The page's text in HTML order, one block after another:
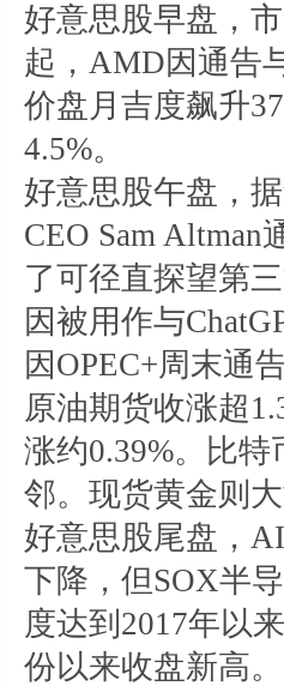
好意思股早盘，
起，AMD因通告
价盘月吉度飙升
4.5%。
好意思股午盘，
CEOSamAltman
了可径直探望第
因被用作与
因OPEC+周末通
原油期货收涨超
涨约0.39%。比特
邻。现货黄金则
好意思股尾盘，
下降，但SOX半
度达到2017年以
份以来收盘新高。